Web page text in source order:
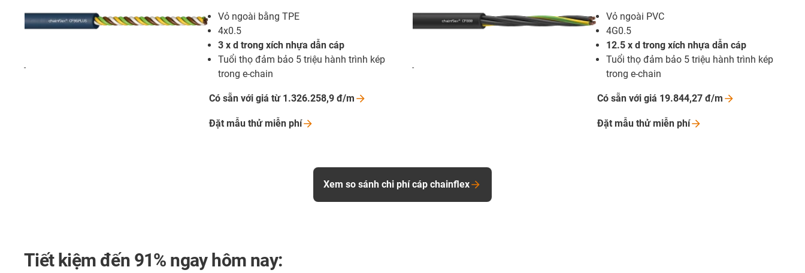
-
Vỏ ngoài bằng TPE
4x0.5
3 x d trong xích nhựa dẫn cáp
Tuổi thọ đảm bảo 5 triệu hành trình kép
trong e-chain
Có sẵn với giá từ 1.326.258,9 đ/m
Đặt mẫu thử miễn phí
-
Vỏ ngoài PVC
4G0.5
12.5 x d trong xích nhựa dẫn cáp
Tuổi thọ đảm bảo 5 triệu hành trình kép
trong e-chain
Có sẵn với giá 19.844,27 đ/m
Đặt mẫu thử miễn phí
Xem so sánh chi phí cáp chainflex
Tiết kiệm đến 91% ngay hôm nay: